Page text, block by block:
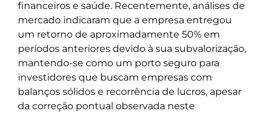
financeiros e saúde. Recentemente, análises de
mercado indicaram que a empresa entregou
um retorno de aproximadamente 50% em
períodos anteriores devido à sua subvalorização,
mantendo-se como um porto seguro para
investidores que buscam empresas com
balanços sólidos e recorrência de lucros, apesar
da correção pontual observada neste